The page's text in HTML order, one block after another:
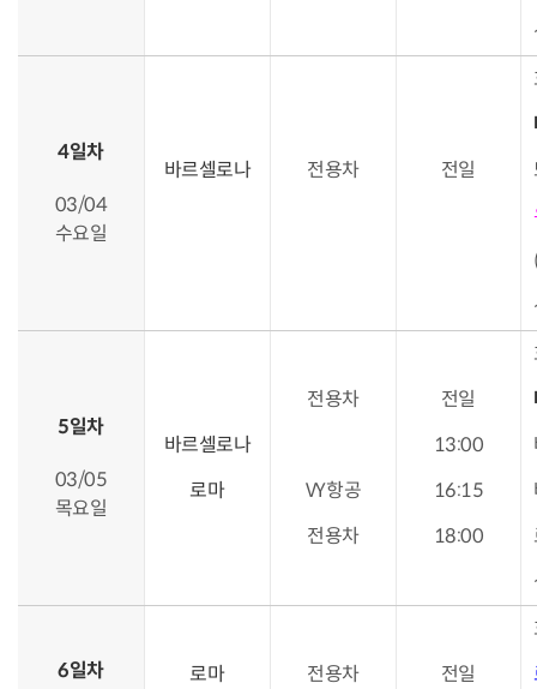
4일차
03/04
수요일
바르셀로나
전용차 전일
5일차
03/05
목요일
전용차
전일
바르셀로나
13:00
로마
VY항공 16:15
전용차
18:00
6일차
로마
전용차 전일